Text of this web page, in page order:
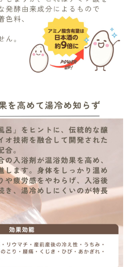
会員登録